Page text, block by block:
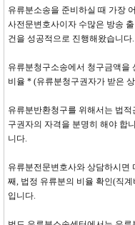
유류분소송을 준비하실 때 가장
사전문변호사이자 수많은 방송
건을 성공적으로 진행해왔습니다.
유류분청구소송에서 청구금액을
비율 * (유류분청구권자가 받은
유류분반환청구를 위해서는 법
구권자의 자격을 분명히 해야 합
니다.
유류분전문변호사와 상담하시면
째, 법정 유류분의 비율 확인(직
입니다.